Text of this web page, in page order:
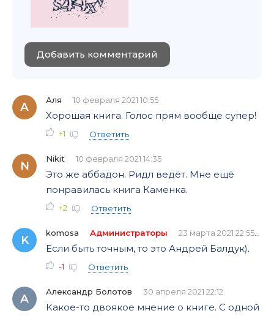
Добавить комментарий
А
Аля 10 февраля 2021 10:55
Хорошая книга. Голос прям вообще супер!
+1 Ответить
N
Nikit 10 февраля 2021 14:35
Это же аббадон. Ридл ведёт. Мне ещё
понравилась книга Каменка.
+2 Ответить
K
komosa Администраторы 23 марта 2021 22:55
Если быть точным, то это Андрей Балдук).
-1 Ответить
А
Александр Болотов 30 апреля 2021 22:12
Какое-то двоякое мнение о книге. С одной